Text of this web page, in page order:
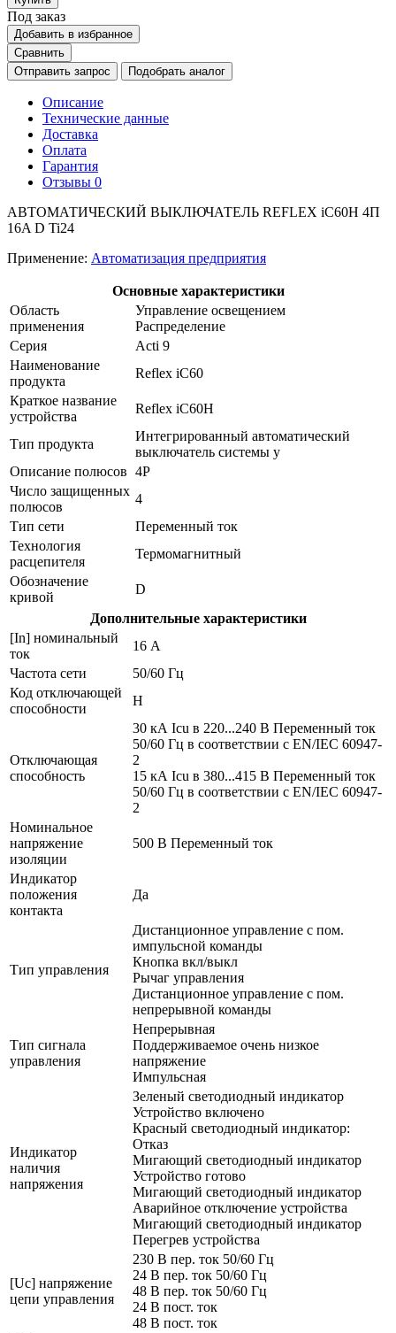
Под заказ
Добавить в избранное
Сравнить
Отправить запрос
Подобрать аналог
Описание
Технические данные
Доставка
Оплата
Гарантия
Отзывы 0
АВТОМАТИЧЕСКИЙ ВЫКЛЮЧАТЕЛЬ REFLEX iC60H 4П
16A D Ti24
Применение: Автоматизация предприятия
Основные характеристики
Область
применения
Управление освещением
Распределение
Серия
Acti 9
Наименование
продукта
Reflex iC60
Краткое название
устройства
Reflex iC60H
Тип продукта
Интегрированный автоматический
выключатель системы у
Описание полюсов 4P
Число защищенных
полюсов
4
Тип сети
Переменный ток
Технология
расцепителя
Термомагнитный
Обозначение
кривой
D
Дополнительные характеристики
[In] номинальный
ток
16 А
Частота сети
50/60 Гц
Код отключающей
способности
H
Отключающая
способность
30 кА Icu в 220...240 В Переменный ток
50/60 Гц в соответствии с EN/IEC 60947-
2
15 кА Icu в 380...415 В Переменный ток
50/60 Гц в соответствии с EN/IEC 60947-
2
Номинальное
напряжение
изоляции
500 В Переменный ток
Индикатор
положения
контакта
Да
Тип управления
Дистанционное управление с пом.
импульсной команды
Кнопка вкл/выкл
Рычаг управления
Дистанционное управление с пом.
непрерывной команды
Тип сигнала
управления
Непрерывная
Поддерживаемое очень низкое
напряжение
Импульсная
Индикатор
наличия
напряжения
Зеленый светодиодный индикатор
Устройство включено
Красный светодиодный индикатор:
Отказ
Мигающий светодиодный индикатор
Устройство готово
Мигающий светодиодный индикатор
Аварийное отключение устройства
Мигающий светодиодный индикатор
Перегрев устройства
[Uc] напряжение
цепи управления
230 В пер. ток 50/60 Гц
24 В пер. ток 50/60 Гц
48 В пер. ток 50/60 Гц
24 В пост. ток
48 В пост. ток